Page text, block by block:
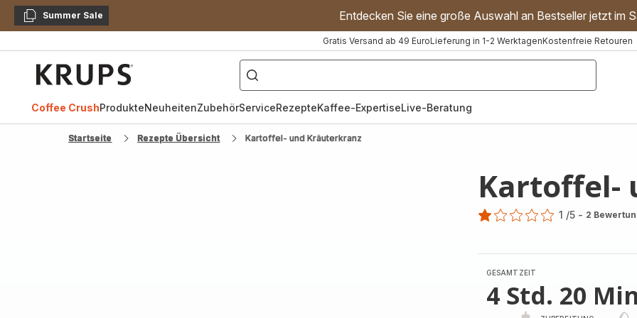
KopierenSummer Sale Entdecken Sie eine große Auswahl an Bestseller jetzt im
Gratis Versand ab 49 EuroLieferung in 1-2 WerktagenKostenfreie Retouren
["Kaffeevollautomat","Handmixer","Waffeleisen"]
Coffee CrushProdukteNeuheitenZubehörServiceRezepteKaffee-ExpertiseLive-Beratung
Startseite Rezepte Übersicht Kartoffel- und Kräuterkranz
Kartoffel-
1
Stern
(Durchschnitt)
1 /5 - 2
GESAMTZEIT
4 Std. 20